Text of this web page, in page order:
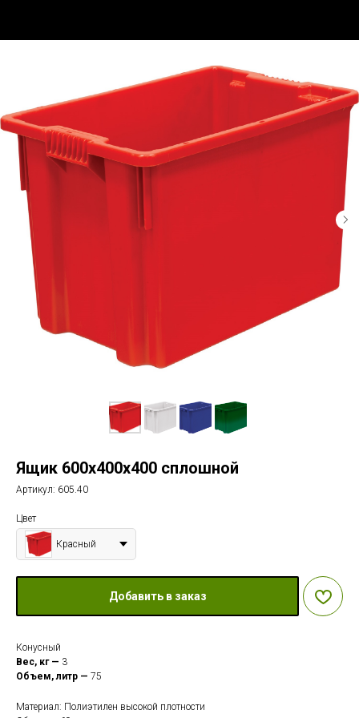
Ящик 600х400х400 сплошной
Артикул: 605.40
Цвет
Красный
Добавить в заказ
Конусный
Вес, кг — 3
Объем, литр — 75
Материал: Полиэтилен высокой плотности